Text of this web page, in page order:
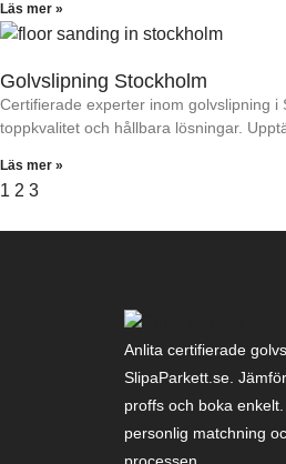
Läs mer »
Golvslipning Stockholm
Certifierade experter inom golvslipning i
toppkvalitet och hållbara lösningar.
Läs mer »
1 2 3
Anlita certifierade
SlipaParkett.se.
proffs och boka
personlig matchning
processen.